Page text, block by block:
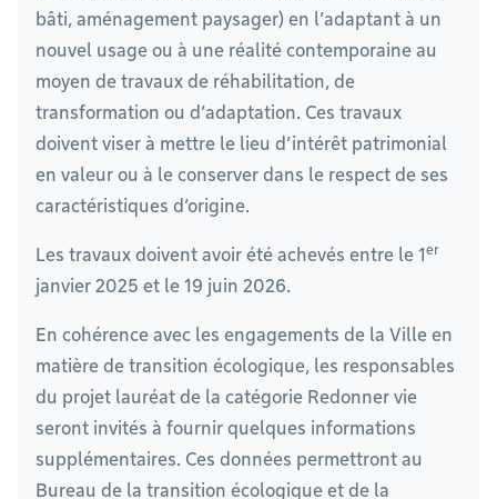
bâti, aménagement paysager) en l’adaptant à un
nouvel usage ou à une réalité contemporaine au
moyen de travaux de réhabilitation, de
transformation ou d’adaptation. Ces travaux
doivent viser à mettre le lieu d’intérêt patrimonial
en valeur ou à le conserver dans le respect de ses
caractéristiques d’origine.
Les travaux doivent avoir été achevés entre le 1er
janvier 2025 et le 19 juin 2026.
En cohérence avec les engagements de la Ville en
matière de transition écologique, les responsables
du projet lauréat de la catégorie Redonner vie
seront invités à fournir quelques informations
supplémentaires. Ces données permettront au
Bureau de la transition écologique et de la